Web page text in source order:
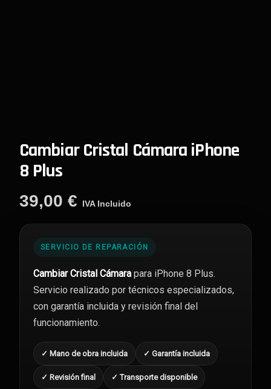
Cambiar Cristal Cámara iPhone
8 Plus
39,00 € IVA Incluido
SERVICIO DE REPARACIÓN
Cambiar Cristal Cámara para iPhone 8 Plus.
Servicio realizado por técnicos especializados,
con garantía incluida y revisión final del
funcionamiento.
✓ Mano de obra incluida ✓ Garantía incluida
✓ Revisión final ✓ Transporte disponible